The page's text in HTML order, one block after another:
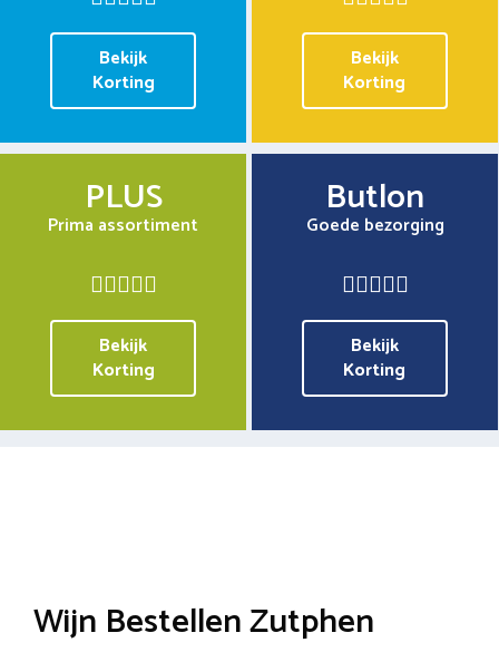
Bekijk
Korting
Bekijk
Korting
PLUS
Prima assortiment
Bekijk
Korting
Butlon
Goede bezorging
Bekijk
Korting
Wijn Bestellen Zutphen